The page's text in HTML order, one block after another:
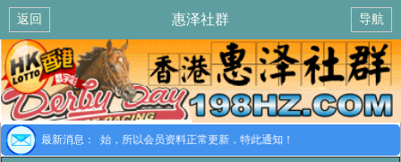
返回 惠泽社群 导航
最新消息：
示：8月1日开始，所以会员资料正常更新，特此通知！